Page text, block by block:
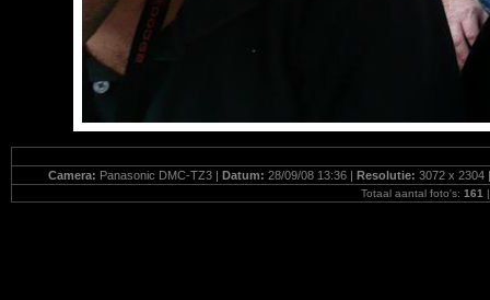
Camera: Panasonic DMC-TZ3 | Datum: 28/09/08 13:36 | Resolutie: 3072 x 2304
Totaal aantal foto's: 161